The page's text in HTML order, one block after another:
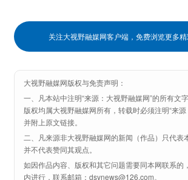
关注大视野融媒网客户端，免费浏览更多
大视野融媒网版权与免责声明：
一、凡本站中注明“来源：大视野融媒网”的所有文
版权均属大视野融媒网所有，转载时必须注明“来源
并附上原文链接。
二、凡来源非大视野融媒网的新闻（作品）只代表
并不代表赞同其观点。
如因作品内容、版权和其它问题需要同本网联系的
内进行，联系邮箱：dsynews@126.com。